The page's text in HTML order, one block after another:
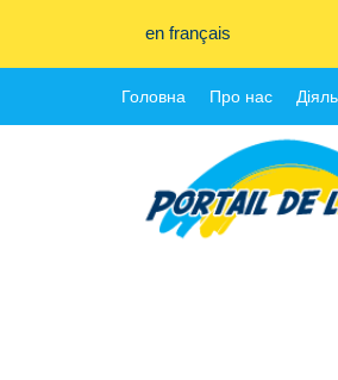
en français
Головна Про нас